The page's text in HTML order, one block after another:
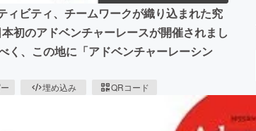
ィビティ、チームワークが織り込まれた究
初のアドベンチャーレースが開催されまし
く、この地に「アドベンチャーレーシン
埋め込み QRコード